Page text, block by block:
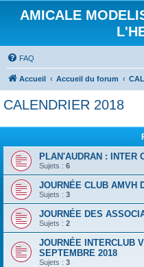
AMICALE
FAQ
Accueil Accueil du forum
CALENDRIER 2018
PLAN'AUDRAN : INTER
Sujets : 6
JOURNÉE CLUB AMVH
Sujets : 3
JOURNÉE DES
Sujets : 2
JOURNÉE INTERCLUB
SEPTEMBRE 2018
Sujets : 3